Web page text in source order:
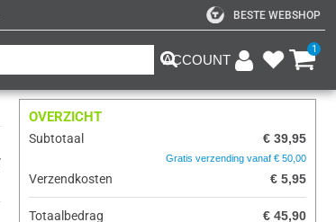
BESTE WEBSHOP
ACCOUNT
1
OVERZICHT
Subtotaal € 39,95
Gratis verzending vanaf € 50,00
Verzendkosten € 5,95
Totaalbedrag € 45,90